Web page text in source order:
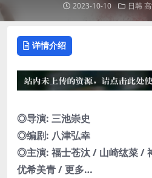
2023-10-10 日韩
详情介绍
◎导演: 三池崇史
◎编剧: 八津弘幸
◎主演: 福士苍汰 / 山崎纮菜 /
优希美青 / 更多…